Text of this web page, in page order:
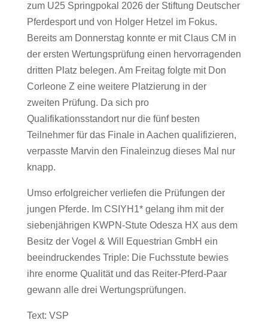
zum U25 Springpokal 2026 der Stiftung Deutscher
Pferdesport und von Holger Hetzel im Fokus.
Bereits am Donnerstag konnte er mit Claus CM in
der ersten Wertungsprüfung einen hervorragenden
dritten Platz belegen. Am Freitag folgte mit Don
Corleone Z eine weitere Platzierung in der
zweiten Prüfung. Da sich pro
Qualifikationsstandort nur die fünf besten
Teilnehmer für das Finale in Aachen qualifizieren,
verpasste Marvin den Finaleinzug dieses Mal nur
knapp.
Umso erfolgreicher verliefen die Prüfungen der
jungen Pferde. Im CSIYH1* gelang ihm mit der
siebenjährigen KWPN-Stute Odesza HX aus dem
Besitz der Vogel & Will Equestrian GmbH ein
beeindruckendes Triple: Die Fuchsstute bewies
ihre enorme Qualität und das Reiter-Pferd-Paar
gewann alle drei Wertungsprüfungen.
Text: VSP